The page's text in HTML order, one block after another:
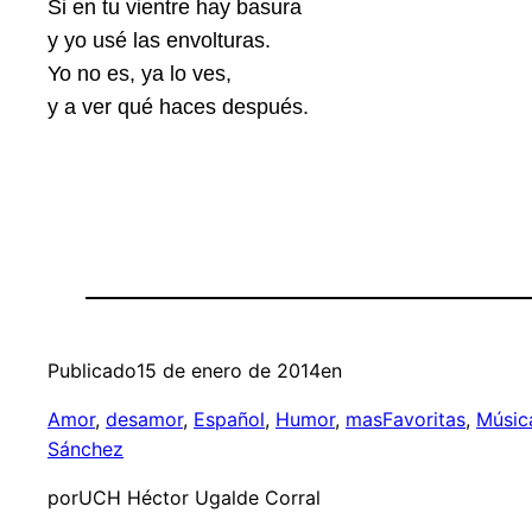
Si en tu vientre hay basura
y yo usé las envolturas.
Yo no es, ya lo ves,
y a ver qué haces después.
Publicado15 de enero de 2014en
Amor, desamor, Español, Humor, masFavoritas,
Sánchez
porUCH Héctor Ugalde Corral